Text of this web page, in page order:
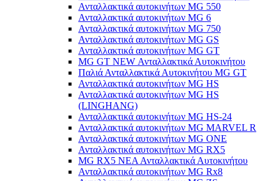
Ανταλλακτικά αυτοκινήτων MG 550
Ανταλλακτικά αυτοκινήτων MG 6
Ανταλλακτικά αυτοκινήτων MG 750
Ανταλλακτικά αυτοκινήτων MG GS
Ανταλλακτικά αυτοκινήτων MG GT
MG GT NEW Ανταλλακτικά Αυτοκινήτου
Παλιά Ανταλλακτικά Αυτοκινήτου MG GT
Ανταλλακτικά αυτοκινήτων MG HS
Ανταλλακτικά αυτοκινήτων MG HS
(LINGHANG)
Ανταλλακτικά αυτοκινήτων MG HS-24
Ανταλλακτικά αυτοκινήτων MG MARVEL R
Ανταλλακτικά αυτοκινήτων MG ONE
Ανταλλακτικά αυτοκινήτων MG RX5
MG RX5 ΝΕΑ Ανταλλακτικά Αυτοκινήτου
Ανταλλακτικά αυτοκινήτων MG Rx8